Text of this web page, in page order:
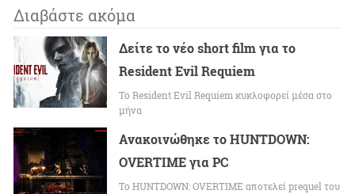
Διαβάστε ακόμα
Δείτε το νέο short film για το
Resident Evil Requiem
To Resident Evil Requiem κυκλοφορεί μέσα στο
μήνα
Ανακοινώθηκε το HUNTDOWN:
OVERTIME για PC
Το HUNTDOWN: OVERTIME αποτελεί prequel του